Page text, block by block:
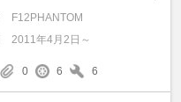
F12PHANTOM
2011年4月2日～
0 6 6